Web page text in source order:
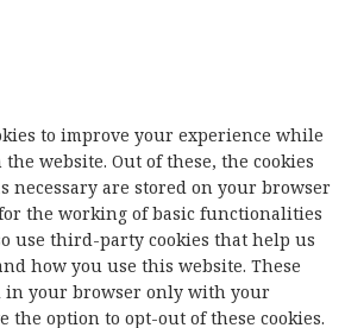
to improve your experience while
website. Out of these, the cookies
necessary are stored on your browser
the working of basic functionalities
use third-party cookies that help us
how you use this website. These
in your browser only with your
the option to opt-out of these cookies.